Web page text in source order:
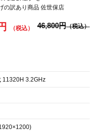
の訳あり商品 佐世保店
46,800円
11320H 3.2GHz